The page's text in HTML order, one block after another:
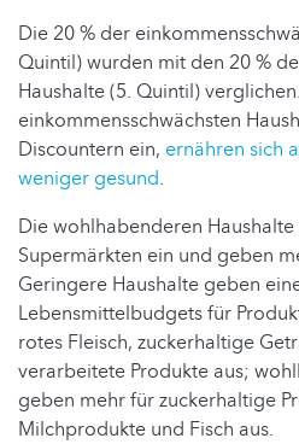
Die 20 % der
Quintil) wurden mit den 20 %
Haushalte (5. Quintil)
einkommensschwächsten
Discountern ein, ernähren sich
weniger gesund.
Die wohlhabenderen
Supermärkten ein und geben
Geringere Haushalte geben
Lebensmittelbudgets für
rotes Fleisch, zuckerhaltige
verarbeitete Produkte aus;
geben mehr für zuckerhaltige
Milchprodukte und Fisch aus.